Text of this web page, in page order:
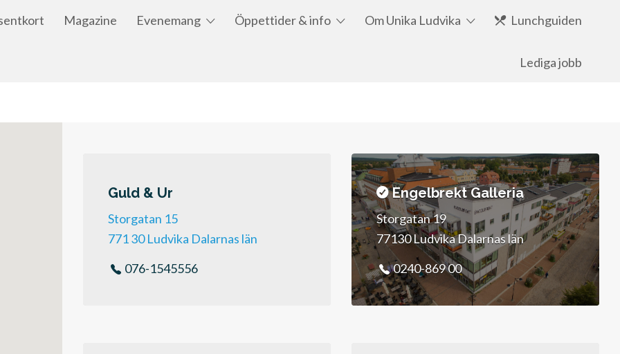
Magazine Evenemang Öppettider & info Om Unika Ludvika Lunchguiden
Lediga jobb
Location
Guld & Ur
Storgatan 15
771 30 Ludvika Dalarnas län
076-1545556
Engelbrekt Galleria
Storgatan 19
77130 Ludvika Dalarnas län
0240-869 00